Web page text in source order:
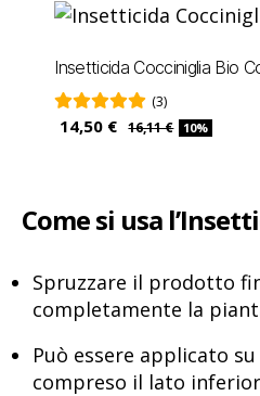
Insetticida Cocciniglia Bio
(3)
14,50 € 16,11 € 10%
Come si usa
Spruzzare il prodotto
completamente la
Può essere applicato
compreso il lato